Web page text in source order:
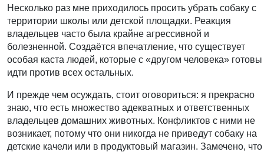
Несколько раз мне приходилось просить убрать собаку с
территории школы или детской площадки. Реакция
владельцев часто была крайне агрессивной и
болезненной. Создаётся впечатление, что существует
особая каста людей, которые с «другом человека» готовы
идти против всех остальных.
И прежде чем осуждать, стоит оговориться: я прекрасно
знаю, что есть множество адекватных и ответственных
владельцев домашних животных. Конфликтов с ними не
возникает, потому что они никогда не приведут собаку на
детские качели или в продуктовый магазин. Замечено, что